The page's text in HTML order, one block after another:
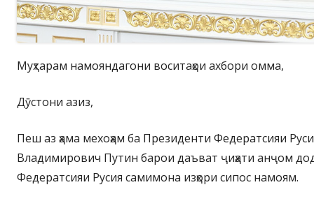
Муҳтарам намояндагони воситаҳои ахбори омма,
Дӯстони азиз,
Пеш аз ҳама мехоҳам ба Президенти Федератсияи
Владимирович Путин барои даъват ҷиҳати анҷом
Федератсияи Русия самимона изҳори сипос намоям.